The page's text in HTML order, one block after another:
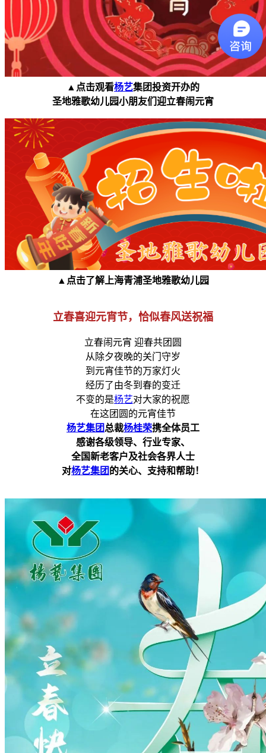
▲点击观看杨艺集团投资开办的
圣地雅歌幼儿园小朋友们迎立春闹元宵
▲点击了解上海青浦圣地雅歌幼儿园
立春喜迎元宵节，恰似春风送祝福
立春闹元宵 迎春共团圆
从除夕夜晚的关门守岁
到元宵佳节的万家灯火
经历了由冬到春的变迁
不变的是杨艺对大家的祝愿
在这团圆的元宵佳节
杨艺集团总裁杨桂荣携全体员工
感谢各级领导、行业专家、
全国新老客户及社会各界人士
对杨艺集团的关心、支持和帮助！